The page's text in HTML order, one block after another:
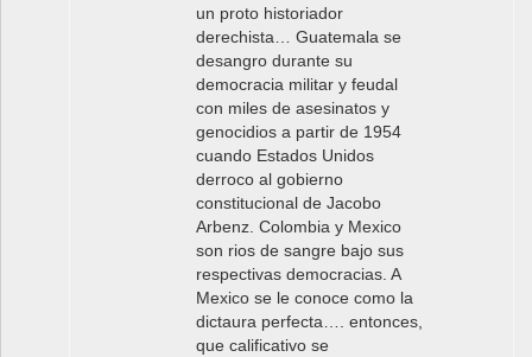
un proto historiador
derechista… Guatemala se
desangro durante su
democracia militar y feudal
con miles de asesinatos y
genocidios a partir de 1954
cuando Estados Unidos
derroco al gobierno
constitucional de Jacobo
Arbenz. Colombia y Mexico
son rios de sangre bajo sus
respectivas democracias. A
Mexico se le conoce como la
dictaura perfecta…. entonces,
que calificativo se